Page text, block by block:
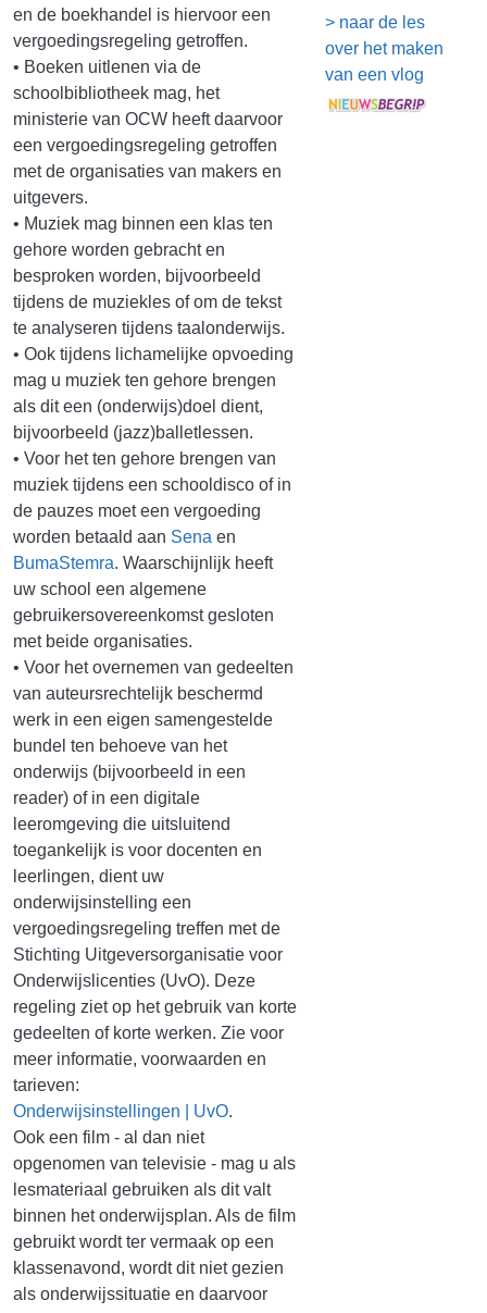
en de boekhandel is hiervoor een
vergoedingsregeling getroffen.
• Boeken uitlenen via de
schoolbibliotheek mag, het
ministerie van OCW heeft daarvoor
een vergoedingsregeling getroffen
met de organisaties van makers en
uitgevers.
• Muziek mag binnen een klas ten
gehore worden gebracht en
besproken worden, bijvoorbeeld
tijdens de muziekles of om de tekst
te analyseren tijdens taalonderwijs.
• Ook tijdens lichamelijke opvoeding
mag u muziek ten gehore brengen
als dit een (onderwijs)doel dient,
bijvoorbeeld (jazz)balletlessen.
• Voor het ten gehore brengen van
muziek tijdens een schooldisco of in
de pauzes moet een vergoeding
worden betaald aan Sena en
BumaStemra. Waarschijnlijk heeft
uw school een algemene
gebruikersovereenkomst gesloten
met beide organisaties.
• Voor het overnemen van gedeelten
van auteursrechtelijk beschermd
werk in een eigen samengestelde
bundel ten behoeve van het
onderwijs (bijvoorbeeld in een
reader) of in een digitale
leeromgeving die uitsluitend
toegankelijk is voor docenten en
leerlingen, dient uw
onderwijsinstelling een
vergoedingsregeling treffen met de
Stichting Uitgeversorganisatie voor
Onderwijslicenties (UvO). Deze
regeling ziet op het gebruik van korte
gedeelten of korte werken. Zie voor
meer informatie, voorwaarden en
tarieven:
Onderwijsinstellingen | UvO.
Ook een film - al dan niet
opgenomen van televisie - mag u als
lesmateriaal gebruiken als dit valt
binnen het onderwijsplan. Als de film
gebruikt wordt ter vermaak op een
klassenavond, wordt dit niet gezien
als onderwijssituatie en daarvoor
> naar de les
over het maken
van een vlog